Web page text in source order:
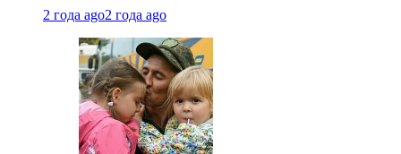
2 года ago2 года ago